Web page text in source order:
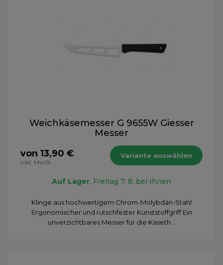
Weichkäsemesser G 9655W Giesser
Messer
von 13,90 €
inkl. MwSt.
Variante auswählen
Auf Lager, Freitag 7. 8. bei Ihnen
Klinge aus hochwertigem Chrom-Molybdän-Stahl
Ergonomischer und rutschfester Kunststoffgriff Ein
unverzichtbares Messer für die Käseth...